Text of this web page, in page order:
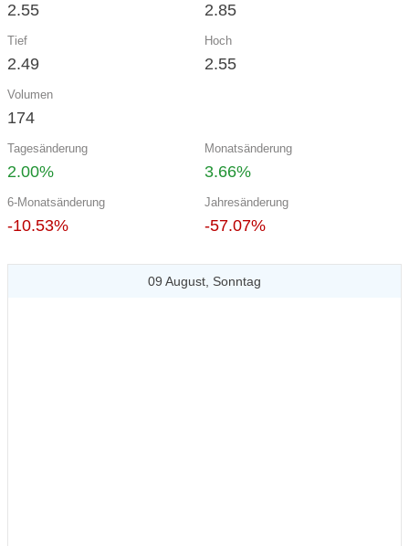
2.55 2.85
Tief
2.49
Hoch
2.55
Volumen
174
Tagesänderung
2.00%
Monatsänderung
3.66%
6-Monatsänderung
-10.53%
Jahresänderung
-57.07%
09 August, Sonntag